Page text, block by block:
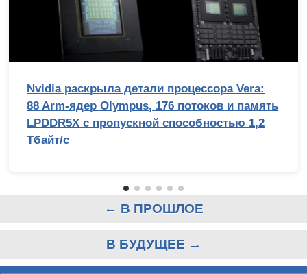
Nvidia раскрыла детали процессора Vera:
88 Arm-ядер Olympus, 176 потоков и память
LPDDR5X с пропускной способностью 1,2
Тбайт/с
← В ПРОШЛОЕ
В БУДУЩЕЕ →